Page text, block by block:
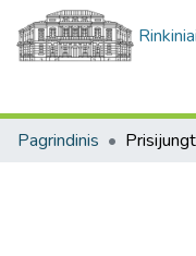
Pagrindinis